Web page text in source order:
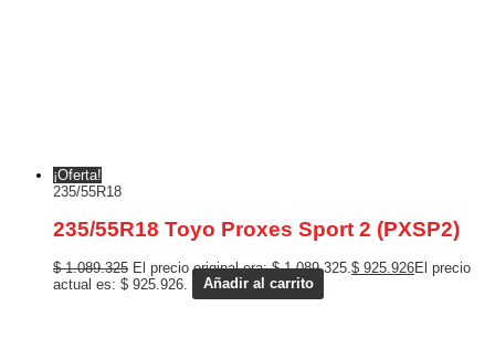
¡Oferta!
235/55R18
235/55R18 Toyo Proxes Sport 2 (PXSP2)
$1.089.325 El precio original era: $ 1.089.325. $ 925.926El precio
actual es: $ 925.926.
Añadir al carrito